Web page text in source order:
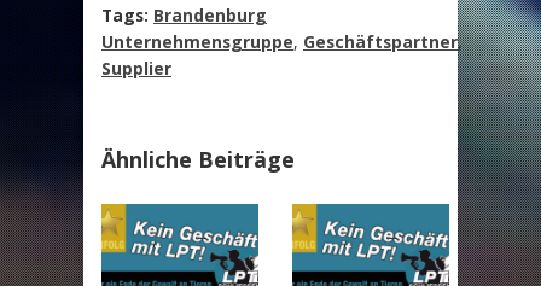
Tags: Brandenburg
Unternehmensgruppe, Geschäftspartner,
Supplier
Ähnliche Beiträge